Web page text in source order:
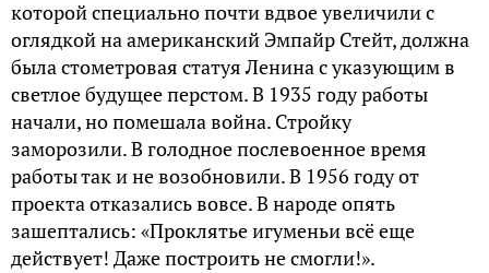
которой специально почти вдвое увеличили с
оглядкой на американский Эмпайр Стейт, должна
была стометровая статуя Ленина с указующим в
светлое будущее перстом. В 1935 году работы
начали, но помешала война. Стройку
заморозили. В голодное послевоенное время
работы так и не возобновили. В 1956 году от
проекта отказались вовсе. В народе опять
зашептались: «Проклятье игуменьи всё еще
действует! Даже построить не смогли!».